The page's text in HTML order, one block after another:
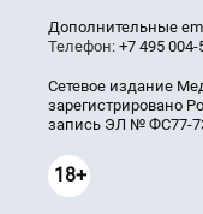
Дополнительные
Телефон: +7 495 004-
Сетевое издание
зарегистрировано
запись ЭЛ № ФС77-
18+